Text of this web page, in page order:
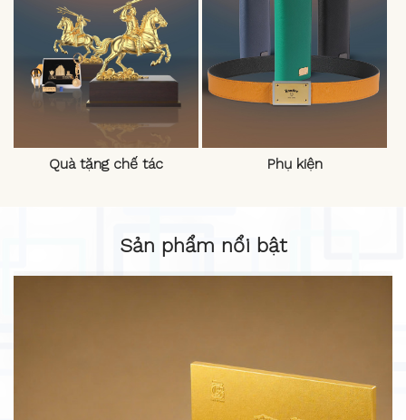
Quà tặng chế tác Phụ kiện
Sản phẩm nổi bật